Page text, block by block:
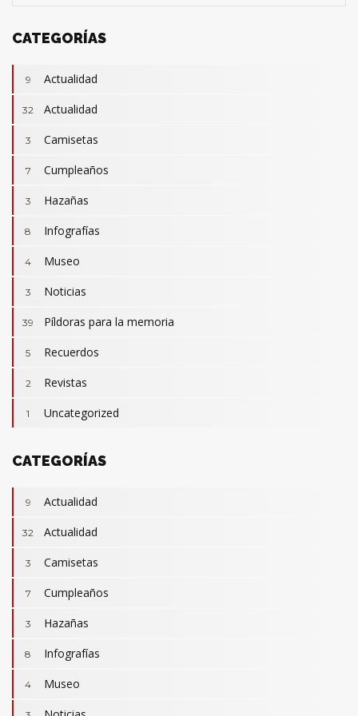
CATEGORÍAS
9 Actualidad
32 Actualidad
3 Camisetas
7 Cumpleaños
3 Hazañas
8 Infografías
4 Museo
3 Camisetas
2 Revistas
3 Noticias
32 Actualidad
7 Cumpleaños
39 Píldoras para la memoria
39 Píldoras para la memoria
5 Recuerdos
2 Revistas
1 Uncategorized
CATEGORÍAS
9 Actualidad
32 Actualidad
3 Camisetas
7 Cumpleaños
3 Hazañas
8 Infografías
4 Museo